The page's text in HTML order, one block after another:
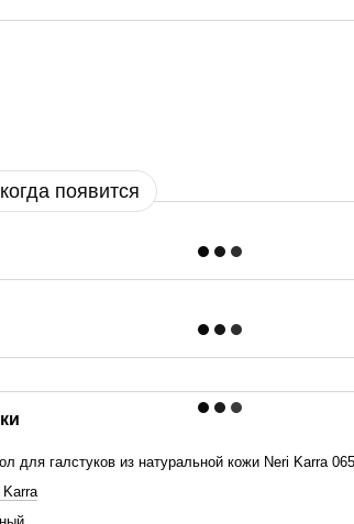
появится
для галстуков из натуральной кожи Neri Karra
Karra